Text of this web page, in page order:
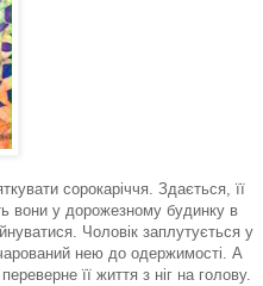
сорокаріччя. Здається, її
вони у дорожезному будинку в
Чоловік заплутується у
нею до одержимості. А
її життя з ніг на голову.